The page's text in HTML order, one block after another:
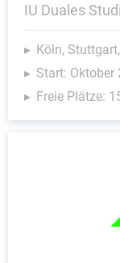
IU Duales
Köln,
Start: Oktober
Freie Plätze: